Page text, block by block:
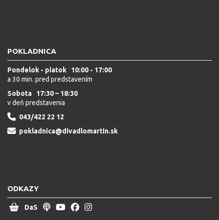
POKLADNICA
Pondelok - piatok 10:00 - 17:00
a 30 min. pred predstavením
Sobota 17:30 – 18:30
v deň predstavenia
043/422 22 12
pokladnica@divadlomartin.sk
ODKAZY
DaS